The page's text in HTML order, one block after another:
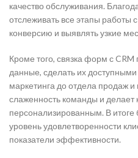
качество обслуживания.
отслеживать все этапы работы
конверсию и выявлять узкие
Кроме того, связка форм с CRM
данные, сделать их
маркетинга до отдела продаж
слаженность команды и делает
персонализированным. В итоге
уровень удовлетворенности
показатели эффективности.